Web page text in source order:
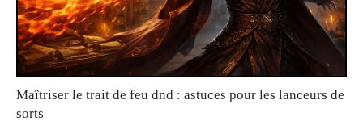
Maîtriser le trait de feu dnd : astuces pour les lanceurs de
sorts